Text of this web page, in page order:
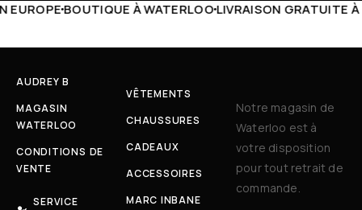
LIVRAISON GRATUITE À PARTIR DE 150€LIVE
AUDREY B
MAGASIN
WATERLOO
CONDITIONS DE
VENTE
SERVICE
VÊTEMENTS
CHAUSSURES
CADEAUX
ACCESSOIRES
MARC INBANE
Notre magasin de
Waterloo est à
votre disposition
pour tout retrait de
commande.